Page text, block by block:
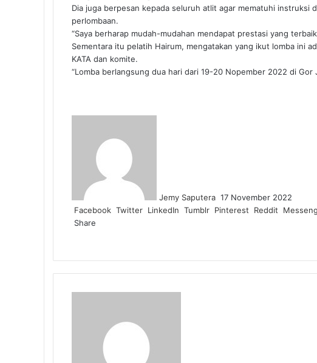
Dia juga berpesan kepada seluruh atlit agar mematuhi instruksi
perlombaan.
“Saya berharap mudah-mudahan mendapat prestasi yang
Sementara itu pelatih Hairum, mengatakan yang ikut lomba ini
KATA dan komite.
“Lomba berlangsung dua hari dari 19-20 Nopember 2022 di Gor
Jemy Saputera 17 November 2022
Facebook Twitter LinkedIn Tumblr Pinterest Reddit
Share
Email